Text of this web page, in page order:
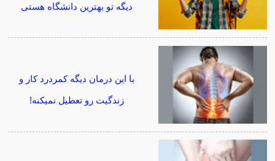
دیگه تو بهترین دانشگاه هستی
با این درمان دیگه کمردرد کار و
زندگیت رو تعطیل نمیکنه!